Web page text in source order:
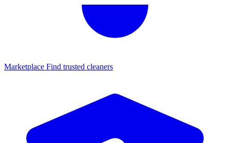
Marketplace Find trusted cleaners